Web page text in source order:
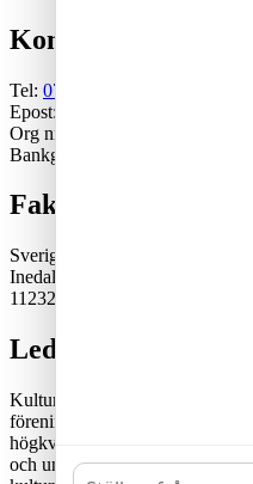
Kontakt
Tel: 070-671 79 46
Epost:
Org nr: 802402-2561
Bankgiro:5553-1339
Fakturaadress
Sveriges Kulturskoleråd
Inedalsgatan 15
11232 Stockholm
Lediga tjänster
Kulturskolerådet är en ideell,
förening där kommuner
högkvalitativ
och unga har likvärdiga